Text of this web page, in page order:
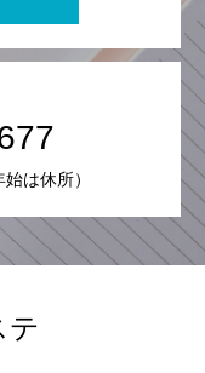
は休所）
テ